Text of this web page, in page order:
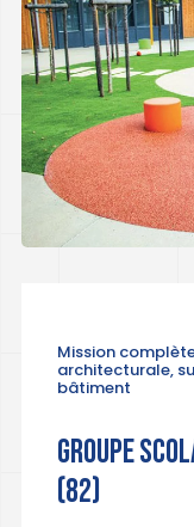
Mission
architecturale,
bâtiment
GROUPE
(82)